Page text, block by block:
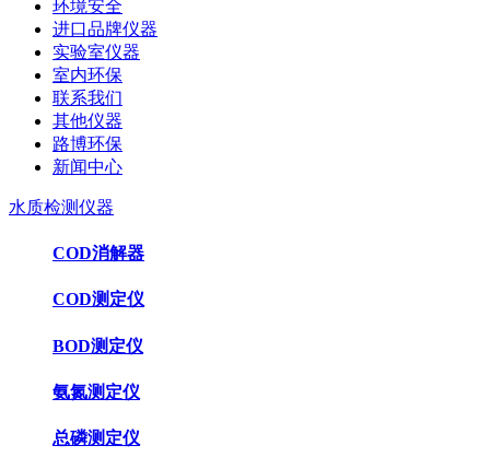
环境安全
进口品牌仪器
实验室仪器
室内环保
联系我们
其他仪器
路博环保
新闻中心
水质检测仪器
COD消解器
COD测定仪
BOD测定仪
氨氮测定仪
总磷测定仪